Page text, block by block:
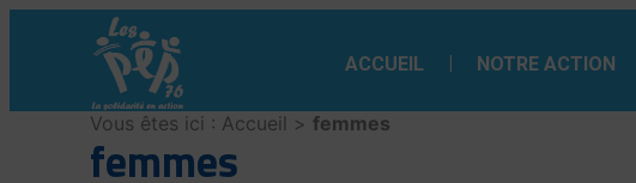
ACCUEIL NOTRE ACTION
Vous êtes ici : Accueil >femmes
femmes